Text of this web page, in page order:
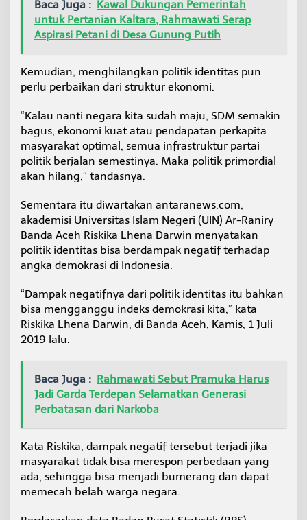
?
Baca Juga : Kawal Dukungan Pemerintah
untuk Pertanian Kaltara, Rahmawati Serap
Aspirasi Petani di Desa Gunung Putih
Kemudian, menghilangkan politik identitas pun
perlu perbaikan dari struktur ekonomi.
“Kalau nanti negara kita sudah maju, SDM semakin
bagus, ekonomi kuat atau pendapatan perkapita
masyarakat optimal, semua infrastruktur partai
politik berjalan semestinya. Maka politik primordial
akan hilang,” tandasnya.
Sementara itu diwartakan antaranews.com,
akademisi Universitas Islam Negeri (UIN) Ar-Raniry
Banda Aceh Riskika Lhena Darwin menyatakan
politik identitas bisa berdampak negatif terhadap
angka demokrasi di Indonesia.
“Dampak negatifnya dari politik identitas itu bahkan
bisa mengganggu indeks demokrasi kita,” kata
Riskika Lhena Darwin, di Banda Aceh, Kamis, 1 Juli
2019 lalu.
Baca Juga : Rahmawati Sebut Pramuka Harus
Jadi Garda Terdepan Selamatkan Generasi
Perbatasan dari Narkoba
Kata Riskika, dampak negatif tersebut terjadi jika
masyarakat tidak bisa merespon perbedaan yang
ada, sehingga bisa menjadi bumerang dan dapat
memecah belah warga negara.